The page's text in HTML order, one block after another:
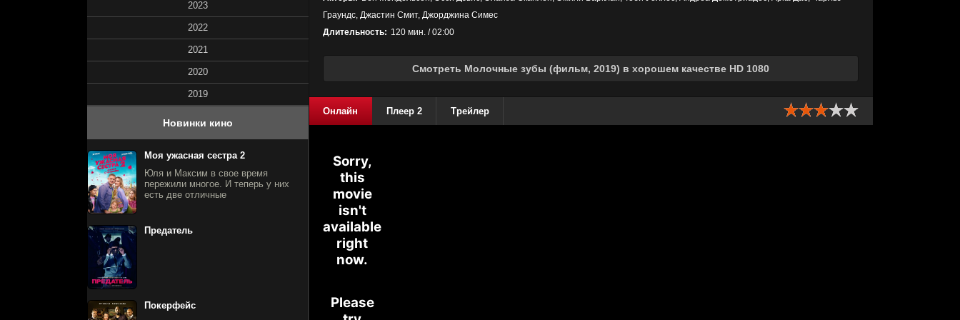
Граундс, Джастин Смит, Джорджина Симес
Длительность: 120 мин. / 02:00
Смотреть Молочные зубы (фильм, 2019) в хорошем качестве HD 1080
Онлайн Плеер 2 Трейлер
60
1 2 3 4 5
2023
2022
2021
2020
2019
Новинки кино
Моя ужасная сестра 2
Юля и Максим в свое время
пережили многое. И теперь у них
есть две отличные
Предатель
Покерфейс